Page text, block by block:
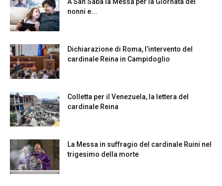
nonni e...
Dichiarazione di Roma, l’intervento del
cardinale Reina in Campidoglio
Colletta per il Venezuela, la lettera del
cardinale Reina
La Messa in suffragio del cardinale Ruini nel
trigesimo della morte